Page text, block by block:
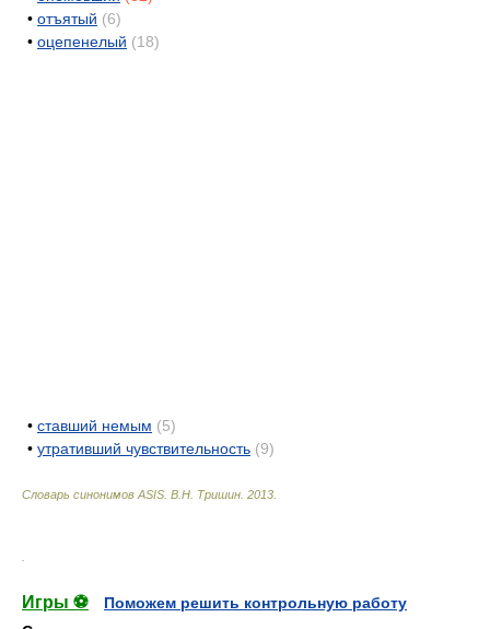
• отъятый (6)
• оцепенелый (18)
• ставший немым (5)
• утративший чувствительность (9)
Словарь синонимов ASIS. В.Н. Тришин 2013
Игры ⚽
Поможем решить контрольную работу